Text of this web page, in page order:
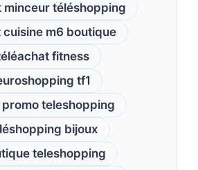
minceur téléshopping
cuisine m6 boutique
fitness
tf1
teleshopping
bijoux
teleshopping